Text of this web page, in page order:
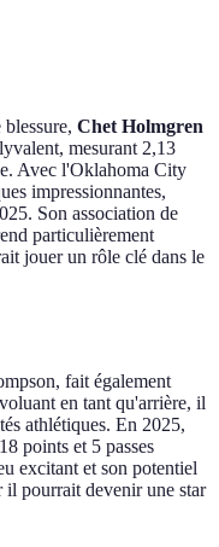
Chet Holmgren
mesurant 2,13
Avec l'Oklahoma City
impressionnantes,
Son association de
particulièrement
jouer un rôle clé dans le
fait également
en tant qu'arrière, il
athlétiques. En 2025,
points et 5 passes
excitant et son potentiel
il pourrait devenir une star